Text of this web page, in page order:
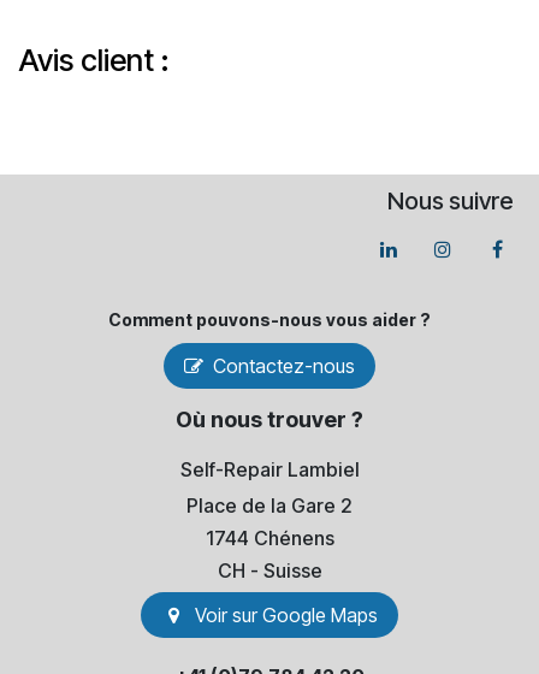
Avis client :
Nous suivre
Comment pouvons-​nous vous aider ?
Contactez-nous
Où nous trouver ?
Self-Repair Lambiel
Place de la Gare 2
1744 Chénens
​CH - Suisse
Voir sur Go​​ogle Maps